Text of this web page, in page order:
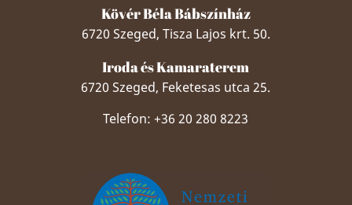
Kövér Béla Bábszínház
6720 Szeged, Tisza Lajos krt. 50.
Iroda és Kamaraterem
6720 Szeged, Feketesas utca 25.
Telefon: +36 20 280 8223